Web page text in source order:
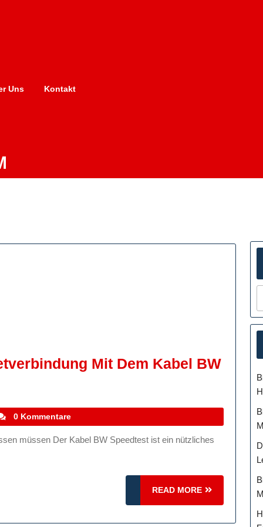
Uns Kontakt
Mit Dem Kabel BW
0 Kommentare
READ MORE
READ
MORE